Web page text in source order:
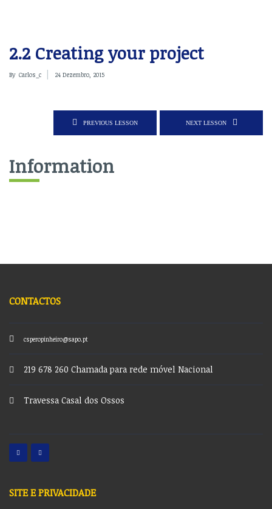
2.2 Creating your project
By Carlos_c 24 Dezembro, 2015
NEXT LESSON
PREVIOUS LESSON
Information
CONTACTOS
csperopinheiro@sapo.pt
219 678 260 Chamada para rede móvel Nacional
Travessa Casal dos Ossos
SITE E PRIVACIDADE